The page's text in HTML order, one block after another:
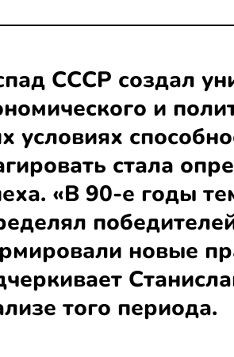
СССР создал
и
условиях
стала
«В 90-е годы
новые
того периода.